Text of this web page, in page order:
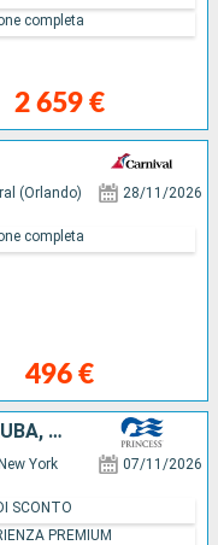
2 659 €
completa
(Orlando) 28/11/2026
496 €
completa
SAINT MARTIN, SANTA LUCIA, ARUBA, STATI UNITI
New York 07/11/2026
SCONTO
PREMIUM